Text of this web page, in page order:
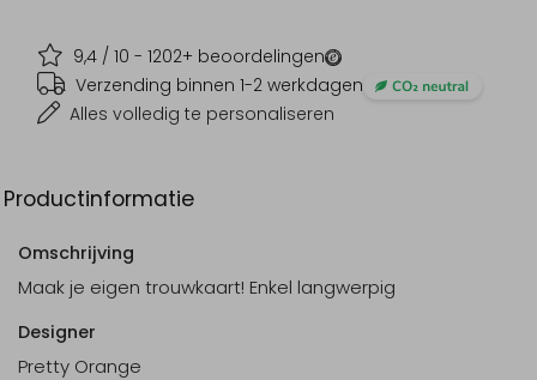
9,4 / 10 - 1202+ beoordelingen
Verzending binnen 1-2 werkdagen
Alles volledig te personaliseren
Productinformatie
Omschrijving
Maak je eigen trouwkaart! Enkel langwerpig
Designer
Pretty Orange